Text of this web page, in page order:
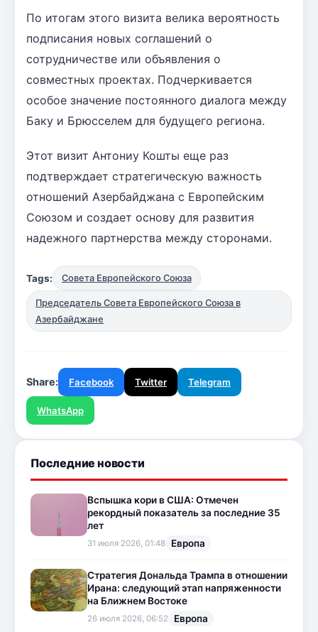
По итогам этого визита велика вероятность
подписания новых соглашений о
сотрудничестве или объявления о
совместных проектах. Подчеркивается
особое значение постоянного диалога между
Баку и Брюсселем для будущего региона.
Этот визит Антониу Кошты еще раз
подтверждает стратегическую важность
отношений Азербайджана с Европейским
Союзом и создает основу для развития
надежного партнерства между сторонами.
Tags: Совета Европейского Союза
Председатель Совета Европейского Союза в
Азербайджане
Share: Facebook Twitter Telegram
WhatsApp
Последние новости
Вспышка кори в США: Отмечен
рекордный показатель за последние 35
лет
31 июля 2026, 01:48 Европа
Стратегия Дональда Трампа в отношении
Ирана: следующий этап напряженности
на Ближнем Востоке
26 июля 2026, 06:52 Европа